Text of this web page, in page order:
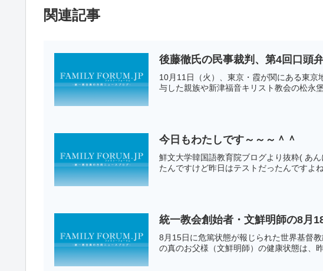
関連記事
後藤徹氏の民事裁判、第4回口頭
10月11日（火）、東京・霞が関にある東
与した親族や新津福音キリスト教会の松永
今日もわたしです～～～＾＾
鮮文大学韓国語教育院ブログより抜粋( あ
たんですけど昨日はテストだったんですよ
統一教会創始者・文鮮明師の8月
8月15日に危篤状態が報じられた世界基督
の真のお父様（文鮮明師）の健康状態は、